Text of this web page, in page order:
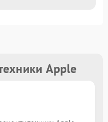
Apple